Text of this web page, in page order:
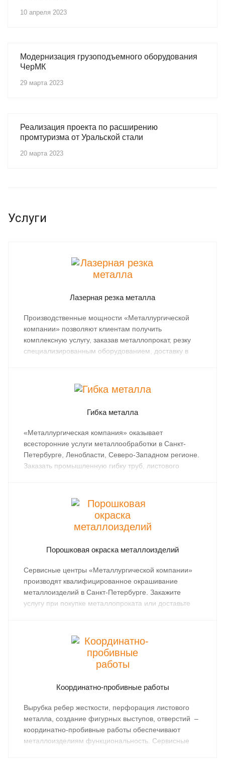
10 апреля 2023
29 марта 2023
Модернизация грузоподъемного оборудования
ЧерМК
20 марта 2023
Реализация проекта по расширению
промтуризма от Уральской стали
Услуги
Лазерная резка металла
Производственные мощности «Металлургической
компании» позволяют клиентам получить
комплексную услугу, заказав металлопрокат, резку
специализированным оборудованием, доставку в
Гибка металла
«Металлургическая компания» оказывает
всесторонние услуги металлообработки в Санкт-
Петербурге, Ленобласти, Северо-Западном регионе.
Заказать промышленную гибку труб, листового
металлоцентры компании.
Порошковая окраска металлоизделий
Сервисные центры «Металлургической компании»
производят квалифицированное окрашивание
металлоизделий в Санкт-Петербурге. Закажите
услугу при покупке металлопроката или доставьте
Координатно-пробивные работы
Вырубка ребер жесткости, перфорация листового
металла, создание фигурных выступов, отверстий –
координатно-пробивные работы обеспечивают
металлоизделиям функциональность. Сервисные